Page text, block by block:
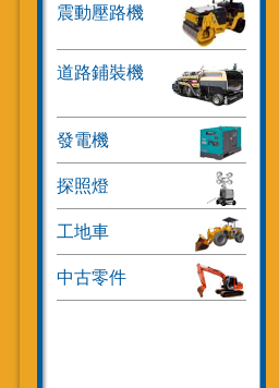
震動壓路機
道路鋪裝機
發電機
探照燈
工地車
中古零件